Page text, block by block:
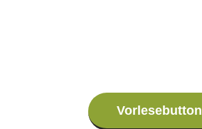
Vorlesebutton